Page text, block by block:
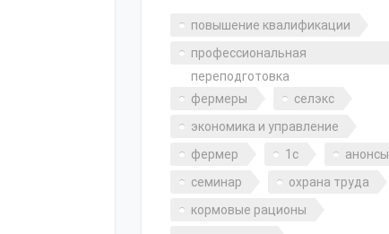
повышение квалификации
профессиональная
переподготовка
фермеры
селэкс
экономика и управление
фермер
1с
анонсы
семинар
охрана труда
кормовые рационы